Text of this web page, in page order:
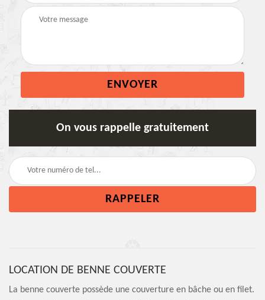
On vous rappelle gratuitement
LOCATION DE BENNE COUVERTE
La benne couverte possède une couverture en bâche ou en filet.